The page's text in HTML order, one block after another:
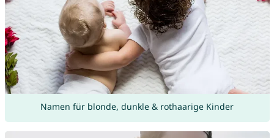
Namen für blonde, dunkle & rothaarige Kinder